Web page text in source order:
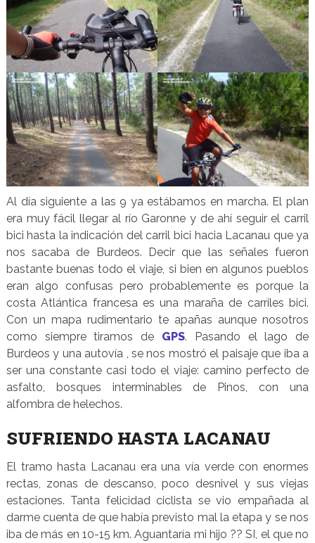
Al día siguiente a las 9 ya estábamos en marcha. El plan
era muy fácil llegar al río Garonne y de ahí seguir el carril
bici hasta la indicación del carril bici hacia Lacanau que ya
nos sacaba de Burdeos. Decir que las señales fueron
bastante buenas todo el viaje, si bien en algunos pueblos
eran algo confusas pero probablemente es porque la
costa Atlántica francesa es una maraña de carriles bici.
Con un mapa rudimentario te apañas aunque nosotros
como siempre tiramos de GPS. Pasando el lago de
Burdeos y una autovía , se nos mostró el paisaje que iba a
ser una constante casi todo el viaje: camino perfecto de
asfalto, bosques interminables de Pinos, con una
alfombra de helechos.
SUFRIENDO HASTA LACANAU
El tramo hasta Lacanau era una vía verde con enormes
rectas, zonas de descanso, poco desnivel y sus viejas
estaciones. Tanta felicidad ciclista se vio empañada al
darme cuenta de que había previsto mal la etapa y se nos
iba de más en 10-15 km. Aguantaría mi hijo ?? SI, el que no